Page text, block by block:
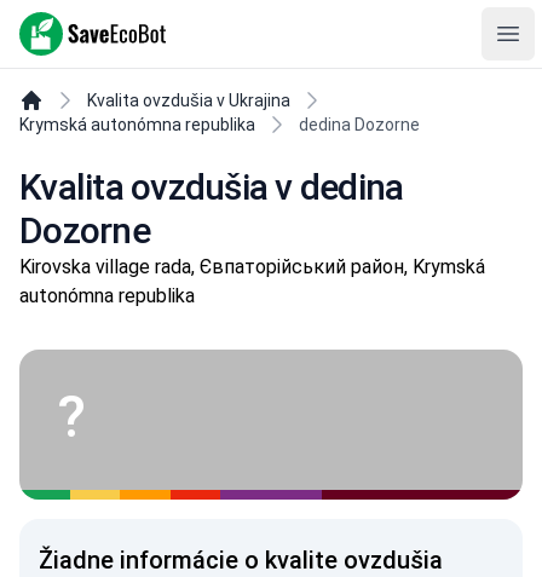
SaveEcoBot
Kvalita ovzdušia v Ukrajina
Krymská autonómna republika
dedina Dozorne
Kvalita ovzdušia v dedina
Dozorne
Kirovska village rada, Євпаторійський район, Krymská
autonómna republika
?
Žiadne informácie o kvalite ovzdušia